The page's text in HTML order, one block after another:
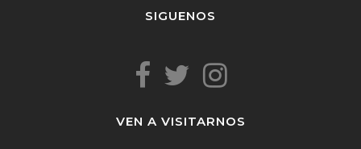
SIGUENOS
VEN A VISITARNOS